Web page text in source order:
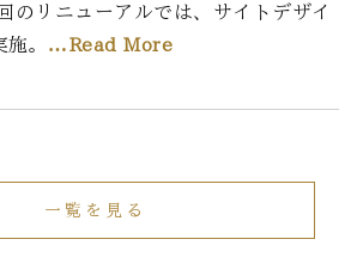
のリニューアルでは、サイトデザイ
。 …Read More
一覧を見る